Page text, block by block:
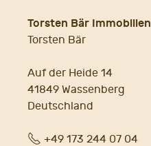
Torsten Bär Immobilien
Torsten Bär
Auf der Heide 14
41849 Wassenberg
Deutschland
Fon+49 173 244 07 04